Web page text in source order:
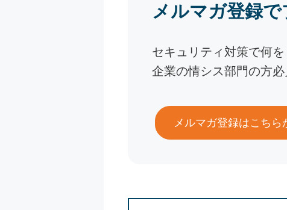
メルマガ登録で
セキュリティ対策で何
企業の情シス部門の方必
メルマガ登録はこちら